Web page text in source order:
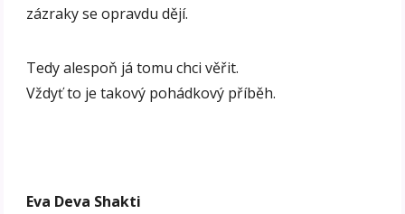
zázraky se opravdu dějí.
Tedy alespoň já tomu chci věřit.
Vždyť to je takový pohádkový příběh.
Eva Deva Shakti